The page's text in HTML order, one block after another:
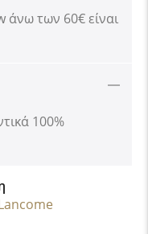
άνω των 60€ είναι
100%